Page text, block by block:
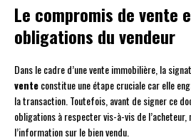
Le compromis de vente
obligations du vendeur
Dans le cadre d’une vente immobilière, la
venteconstitue une étape cruciale car elle
la transaction. Toutefois, avant de signer ce
obligations à respecter vis-à-vis de
l’information sur le bien vendu.